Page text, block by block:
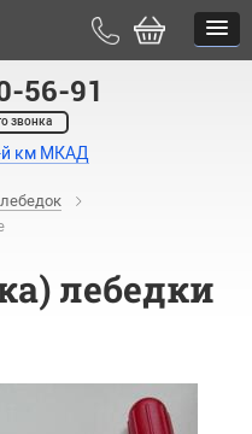
56-91
звонка
й км МКАД
лебедки